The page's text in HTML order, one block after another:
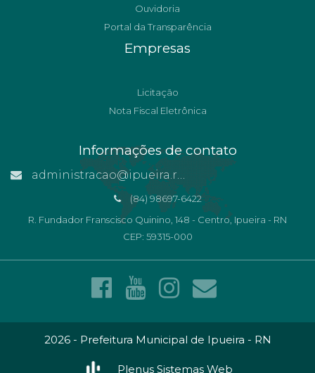
Ouvidoria
Portal da Transparência
Empresas
Licitação
Nota Fiscal Eletrônica
Informações de contato
administracao@ipueira.rn.gov.br
(84) 98697-6422
R. Fundador Franscisco Quinino, 148 - Centro, Ipueira - RN
CEP: 59315-000
2026 - Prefeitura Municipal de Ipueira - RN
Plenus Sistemas Web